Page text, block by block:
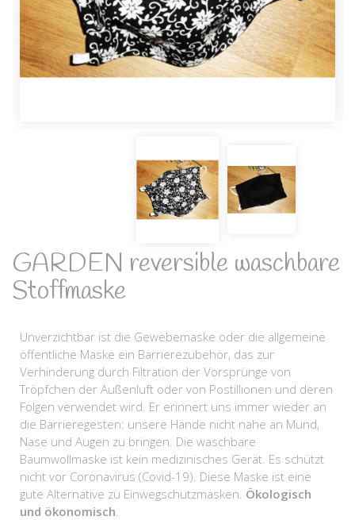
GARDEN reversible waschbare
Stoffmaske
Unverzichtbar ist die Gewebemaske oder die allgemeine
öffentliche Maske ein Barrierezubehör, das zur
Verhinderung durch Filtration der Vorsprünge von
Tröpfchen der Außenluft oder von Postillionen und deren
Folgen verwendet wird. Er erinnert uns immer wieder an
die Barrieregesten: unsere Hände nicht nahe an Mund,
Nase und Augen zu bringen. Die waschbare
Baumwollmaske ist kein medizinisches Gerät. Es schützt
nicht vor Coronavirus (Covid-19). Diese Maske ist eine
gute Alternative zu Einwegschutzmasken. Ökologisch
und ökonomisch